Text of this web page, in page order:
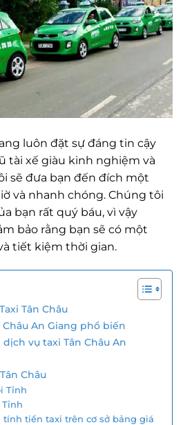
luôn đặt sự đáng tin cậy
tài xế giàu kinh nghiệm và
sẽ đưa bạn đến đích một
và nhanh chóng. Chúng tôi
bạn rất quý báu, vì vậy
bảo rằng bạn sẽ có một
tiết kiệm thời gian.
Tân Châu
An Giang phổ biến
vụ taxi Tân Châu An
Châu
Tỉnh
Tỉnh
tính tiền taxi trên cơ sở bảng giá